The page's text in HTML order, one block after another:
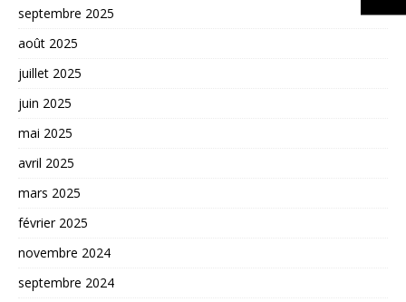
septembre 2025
août 2025
juillet 2025
juin 2025
mai 2025
avril 2025
mars 2025
février 2025
novembre 2024
septembre 2024